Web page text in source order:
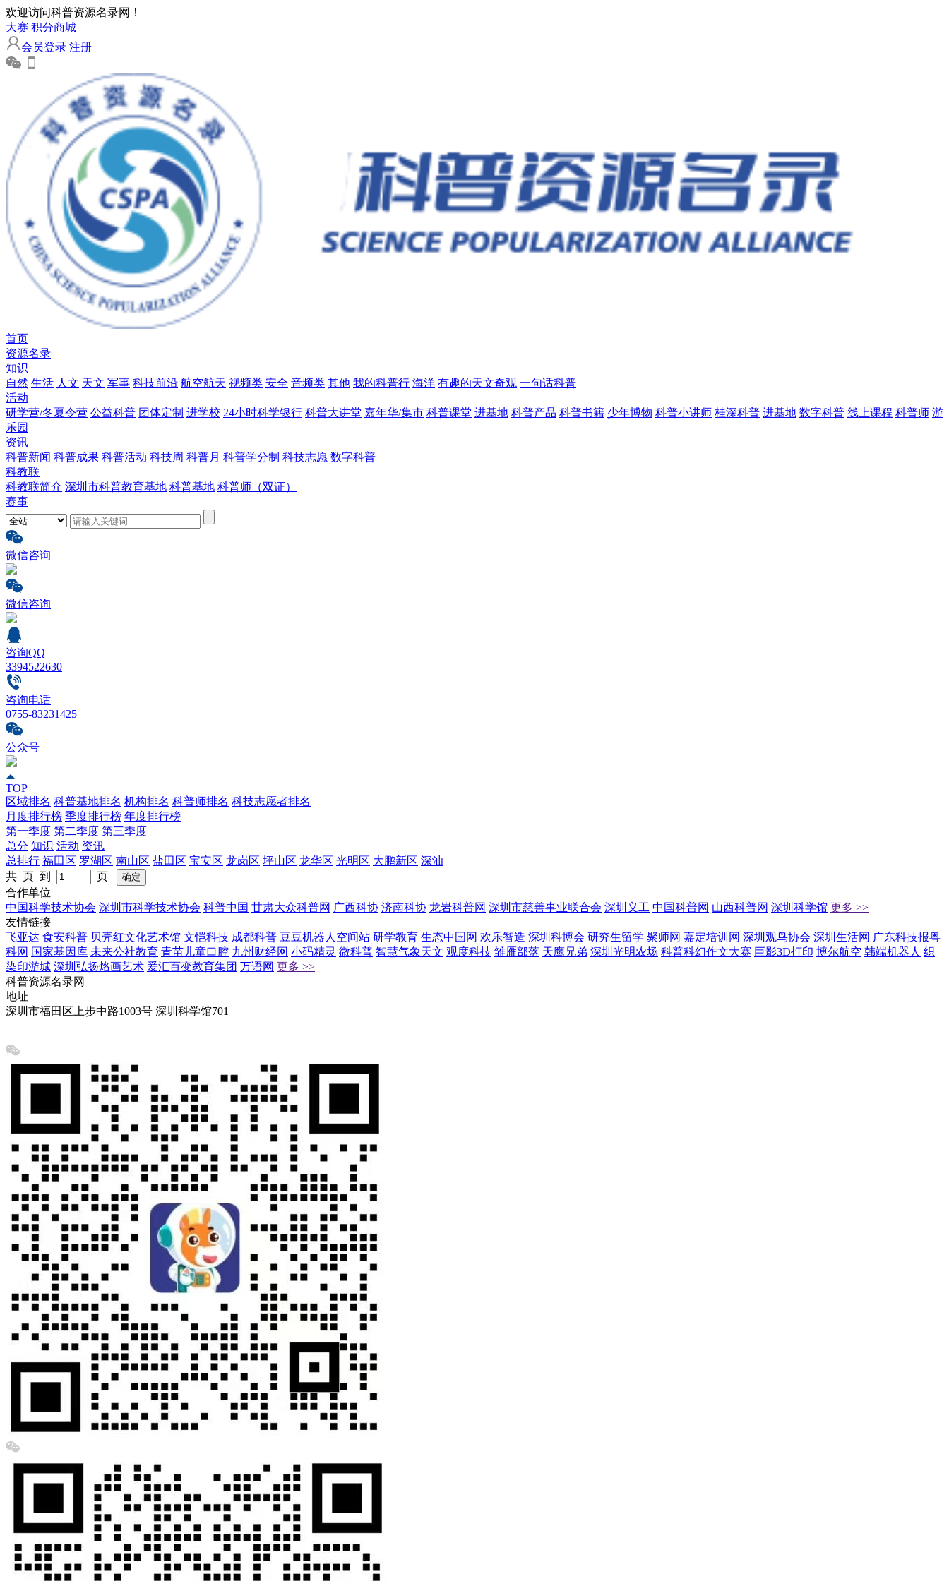
欢迎访问科普资源名录网！
大赛 积分商城
会员登录 注册
首页
资源名录
知识
自然 生活 人文 天文 军事 科技前沿 航空航天 视频类 安全 音频类 其他 我的科普行 海洋 有趣的天文奇观 一句话科普
活动
研学营/冬夏令营 公益科普 团体定制 进学校 24小时科学银行 科普大讲堂 嘉年华/集市 科普课堂 进基地 科普产品 科普书籍 少年博物 科普小讲师 桂深科普 进基地 数字科普 线上课程 科普师 游
乐园
资讯
科普新闻 科普成果 科普活动 科技周 科普月 科普学分制 科技志愿 数字科普
科教联
科教联简介 深圳市科普教育基地 科普基地 科普师（双证）
赛事
微信咨询
微信咨询
咨询QQ
3394522630
咨询电话
0755-83231425
公众号
TOP
区域排名 科普基地排名 机构排名 科普师排名 科技志愿者排名
月度排行榜 季度排行榜 年度排行榜
第一季度 第二季度 第三季度
总分 知识 活动 资讯
总排行 福田区 罗湖区 南山区 盐田区 宝安区 龙岗区 坪山区 龙华区 光明区 大鹏新区 深汕
共 页 到
页
合作单位
中国科学技术协会 深圳市科学技术协会 科普中国 甘肃大众科普网 广西科协 济南科协 龙岩科普网 深圳市慈善事业联合会 深圳义工 中国科普网 山西科普网 深圳科学馆 更多 >>
友情链接
飞亚达 食安科普 贝壳红文化艺术馆 文恺科技 成都科普 豆豆机器人空间站 研学教育 生态中国网 欢乐智造 深圳科博会 研究生留学 聚师网 嘉定培训网 深圳观鸟协会 深圳生活网 广东科技报粤
科网 国家基因库 未来公社教育 青苗儿童口腔 九州财经网 小码精灵 微科普 智慧气象天文 观度科技 雏雁部落 天鹰兄弟 深圳光明农场 科普科幻作文大赛 巨影3D打印 博尔航空 韩端机器人 织
染印游城 深圳弘扬烙画艺术 爱汇百变教育集团 万语网 更多 >>
科普资源名录网
地址
深圳市福田区上步中路1003号 深圳科学馆701